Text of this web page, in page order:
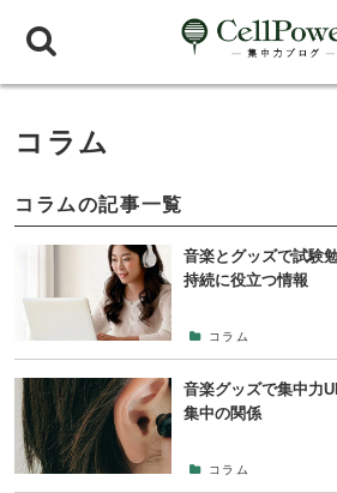
コラム
コラムの記事一覧
音楽とグッズで試験
持続に役立つ情報
コラム
音楽グッズで集中力
集中の関係
コラム